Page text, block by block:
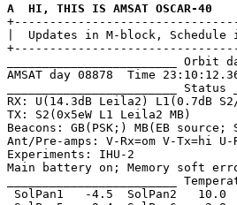
A  HI, THIS IS AMSAT OSCAR-40
|  Updates in M-block, Schedule
________________________ Orbit
AMSAT day 08878  Time
________________________ Status
RX: U(14.3dB Leila2) L1(0.7dB
TX: S2(0x5eW L1 Leila2 MB)
Beacons: GB(PSK;) MB(EB source;
Ant/Pre-amps: V-Rx=om V-Tx=hi U-
Experiments: IHU-2
Main battery on; Memory soft
________________________
SolPan1   -4.5  SolPan2   10.0